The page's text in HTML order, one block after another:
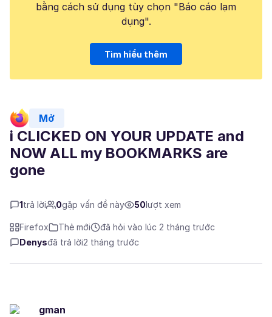
bằng cách sử dụng tùy chọn "Báo cáo lạm
dụng".
Tìm hiểu thêm
Mở
i CLICKED ON YOUR UPDATE and
NOW ALL my BOOKMARKS are
gone
1trả lời 0gặp vấn đề này 50lượt xem
Firefox Thẻ mới
đã hỏi vào lúc 2 tháng trước
Denysđã trả lời2 tháng trước
gman